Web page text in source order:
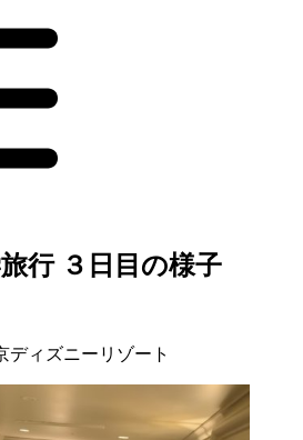
行 ３日目の様子
ィズニーリゾート